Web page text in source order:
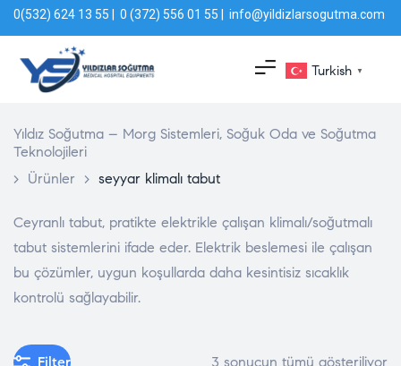
0(532) 624 13 55 | 0 (372) 556 01 55 | info@yildizlarsogutma.com
Turkish ▼
Yıldız Soğutma – Morg Sistemleri, Soğuk Oda ve Soğutma
Teknolojileri
> Ürünler > seyyar klimalı tabut
Ceyranlı tabut, pratikte elektrikle çalışan klimalı/soğutmalı
tabut sistemlerini ifade eder. Elektrik beslemesi ile çalışan
bu çözümler, uygun koşullarda daha kesintisiz sıcaklık
kontrolü sağlayabilir.
Filter 3 sonucun tümü gösteriliyor